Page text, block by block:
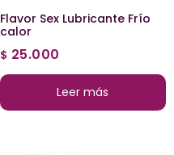
Flavor Sex Lubricante Frío
calor
$ 25.000
Leer más